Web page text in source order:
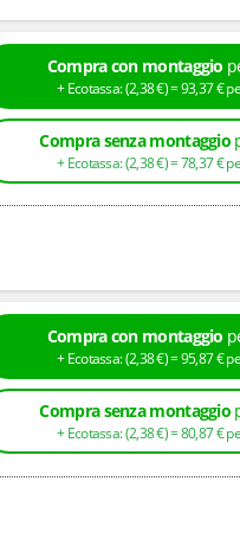
Compra con montaggio
+ Ecotassa: (2,38€ ) =93,37€
Compra senza montaggio
+ Ecotassa: (2,38€ ) =78,37€
Compra con montaggio
+ Ecotassa: (2,38€ ) =95,87€
Compra senza montaggio
+ Ecotassa: (2,38€ ) =80,87€